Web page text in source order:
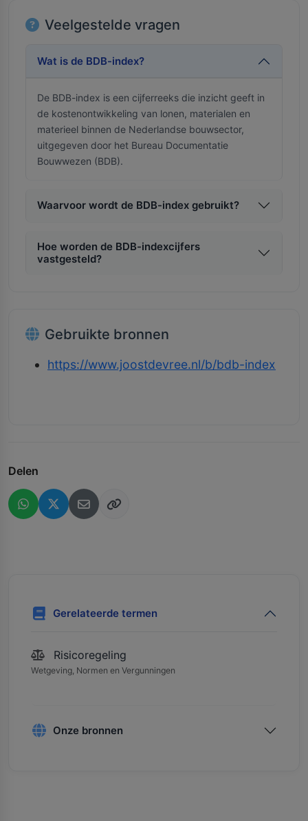
Veelgestelde vragen
Wat is de BDB-index?
De BDB-index is een cijferreeks die inzicht geeft in
de kostenontwikkeling van lonen, materialen en
materieel binnen de Nederlandse bouwsector,
uitgegeven door het Bureau Documentatie
Bouwwezen (BDB).
Waarvoor wordt de BDB-index gebruikt?
Hoe worden de BDB-indexcijfers
vastgesteld?
Gebruikte bronnen
https://www.joostdevree.nl/b/bdb-index
Delen
Gerelateerde termen
Risicoregeling
Wetgeving, Normen en Vergunningen
Onze bronnen